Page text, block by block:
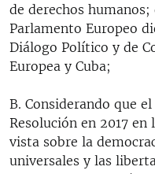
de derechos
Parlamento Europeo
Diálogo Político y de
Europea y Cuba;
B. Considerando que
Resolución en 2017
vista sobre la
universales y las